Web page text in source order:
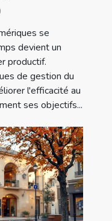
se
devient un
productif.
de gestion du
l'efficacité au
ses objectifs...